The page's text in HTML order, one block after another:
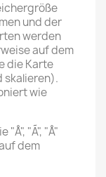
und der
werden
auf dem
die Karte
skalieren).
wie
"Ã", "Å"
dem